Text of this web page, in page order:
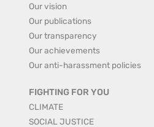
Our vision
Our publications
Our transparency
Our achievements
Our anti-harassment policies
FIGHTING FOR YOU
CLIMATE
SOCIAL JUSTICE